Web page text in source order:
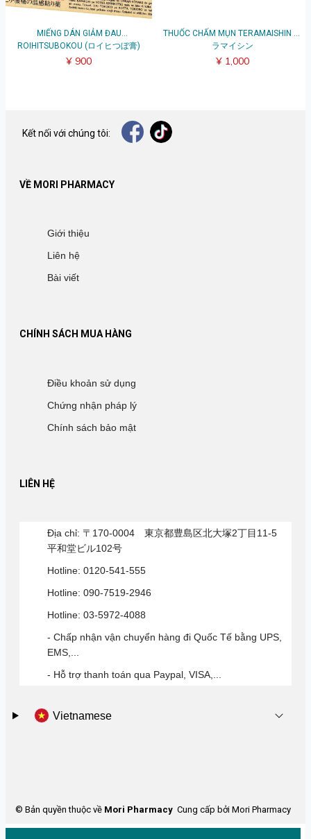
MIẾNG DÁN GIẢM ĐAU
ROIHITSUBOKOU (ロイヒつぼ膏)
¥ 900
THUỐC CHẤM MỤN TERAMAISHIN テ
ラマイシン
¥ 1,000
VỀ MORI PHARMACY
Giới thiệu
Liên hệ
Bài viết
CHÍNH SÁCH MUA HÀNG
Điều khoản sử dụng
Chứng nhận pháp lý
Chính sách bảo mật
LIÊN HỆ
Địa chỉ: 〒170-0004 東京都豊島区北大塚2丁目11-5
平和堂ビル102号
Hotline: 0120-541-555
Hotline: 090-7519-2946
Hotline: 03-5972-4088
- Chấp nhận vận chuyển hàng đi Quốc Tế bằng UPS,
EMS,...
- Hỗ trợ thanh toán qua Paypal, VISA,...
Kết nối với chúng tôi:
Vietnamese
© Bản quyền thuộc về Mori Pharmacy Cung cấp bởi Mori Pharmacy